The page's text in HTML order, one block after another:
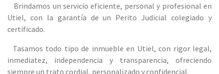
Brindamos un servicio eficiente, personal y profesional en
Utiel, con la garantía de un Perito Judicial colegiado y
certificado.
Tasamos todo tipo de inmueble en Utiel, con rigor legal,
inmediatez, independencia y transparencia, ofreciendo
siempre un trato cordial, personalizado y confidencial.